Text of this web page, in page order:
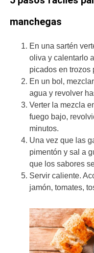
manchegas
En una sartén
oliva y calentarlo
picados en trozos
En un bol,
agua y revolver
Verter la mezcla
fuego bajo,
minutos.
Una vez que las
pimentón y sal a
que los sabores
Servir caliente.
jamón, tomates,